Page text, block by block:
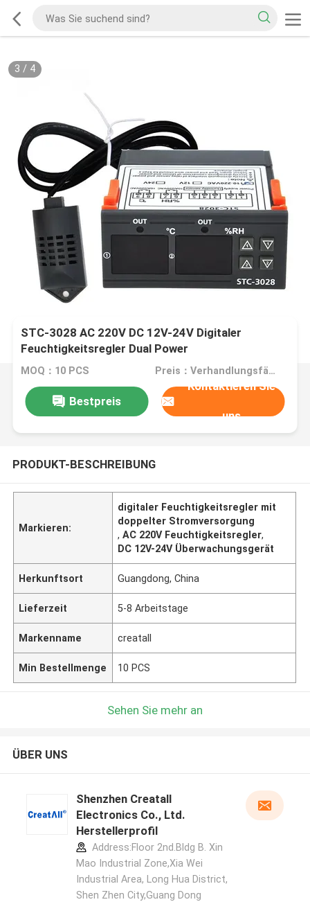
3 / 4
STC-3028 AC 220V DC 12V-24V Digitaler
Feuchtigkeitsregler Dual Power
Überwachungsgerät
MOQ：10 PCS Preis：Verhandlungsfähig
Bestpreis
Kontaktieren Sie
uns
PRODUKT-BESCHREIBUNG
Markieren:
digitaler Feuchtigkeitsregler mit
doppelter Stromversorgung
,AC 220V Feuchtigkeitsregler,
DC 12V-24V Überwachungsgerät
Herkunftsort Guangdong, China
Lieferzeit 5-8 Arbeitstage
Markenname creatall
Min Bestellmenge 10 PCS
Sehen Sie mehr an
ÜBER UNS
Shenzhen Creatall
Electronics Co., Ltd.
Herstellerprofil
Address:Floor 2nd.Bldg B. Xin
Mao Industrial Zone,Xia Wei
Industrial Area, Long Hua District,
Shen Zhen City,Guang Dong